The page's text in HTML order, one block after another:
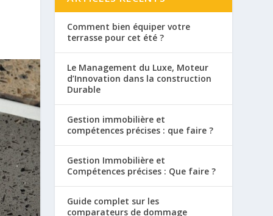
Comment bien équiper votre
terrasse pour cet été ?
Le Management du Luxe, Moteur
d’Innovation dans la construction
Durable
Gestion immobilière et
compétences précises : que faire ?
Gestion Immobilière et
Compétences précises : Que faire ?
Guide complet sur les
comparateurs de dommage